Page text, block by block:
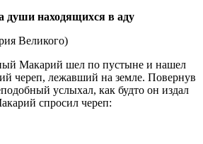
души находящихся в аду
Великого)
Макарий шел по пустыне и нашел
череп, лежавший на земле. Повернув
услыхал, как будто он издал
спросил череп: